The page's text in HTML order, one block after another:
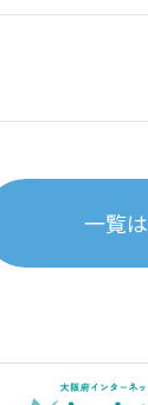
一覧